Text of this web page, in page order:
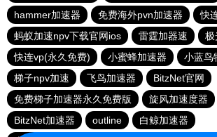
hammer加速器
免费海外pvn加速器 快
蚂蚁加速npv下载官网ios
雷霆加器速
极
快连vp(永久免费)
小蜜蜂加速器
小蓝鸟
梯子npv加速
飞鸟加速器
BitzNet官网
免费梯子加速器永久免费版
旋风加速度器
BitzNet加速器
outline
白鲸加速器